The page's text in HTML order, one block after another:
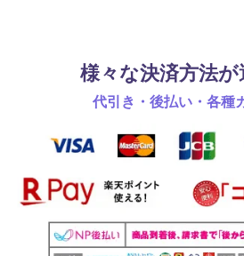
様々な決済方法
代引き・後払い・各種